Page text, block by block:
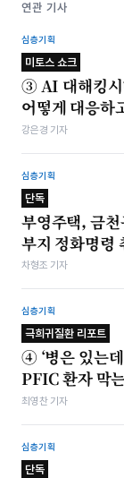
연관 기사
심층기획
미토스 쇼크
③ AI 대해킹시
어떻게 대응하
강은경 기자
심층기획
단독
부영주택, 금
부지 정화명령
차형조 기자
심층기획
극희귀질환 리포트
④ ‘병은 있는
PFIC 환자 막
최영찬 기자
심층기획
단독